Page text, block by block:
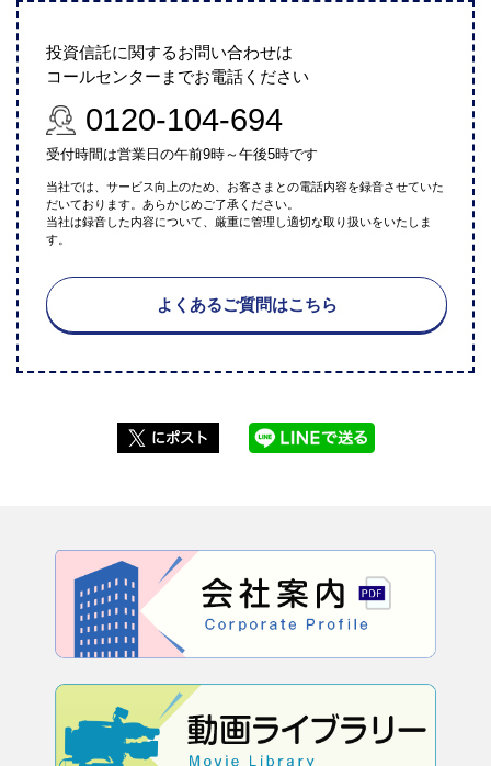
投資信託に関するお問い合わせは
コールセンターまでお電話ください
0120-104-694
受付時間は営業日の午前9時～午後5時です
当社では、サービス向上のため、お客さまとの電話内容を録音させていた
だいております。あらかじめご了承ください。
当社は録音した内容について、厳重に管理し適切な取り扱いをいたしま
す。
よくあるご質問はこちら